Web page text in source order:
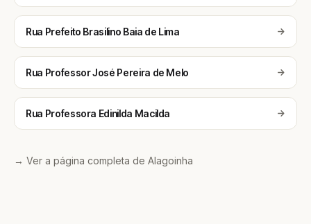
Rua Prefeito Brasilino Baia de Lima
Rua Professor José Pereira de Melo
Rua Professora Edinilda Macilda
→ Ver a página completa de Alagoinha